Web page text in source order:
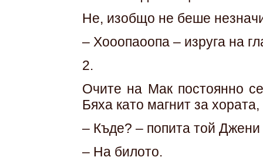
Не, изобщо не беше
– Хооопаоопа – изруга на
2.
Очите на Мак постоянно
Бяха като магнит за
– Къде? – попита той Джени
– На билото.